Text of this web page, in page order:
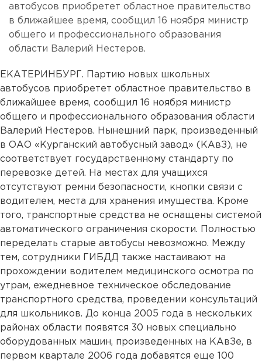
автобусов приобретет областное правительство
в ближайшее время, сообщил 16 ноября министр
общего и профессионального образования
области Валерий Нестеров.
ЕКАТЕРИНБУРГ. Партию новых школьных
автобусов приобретет областное правительство в
ближайшее время, сообщил 16 ноября министр
общего и профессионального образования области
Валерий Нестеров. Нынешний парк, произведенный
в ОАО «Курганский автобусный завод» (КАвЗ), не
соответствует государственному стандарту по
перевозке детей. На местах для учащихся
отсутствуют ремни безопасности, кнопки связи с
водителем, места для хранения имущества. Кроме
того, транспортные средства не оснащены системой
автоматического ограничения скорости. Полностью
переделать старые автобусы невозможно. Между
тем, сотрудники ГИБДД также настаивают на
прохождении водителем медицинского осмотра по
утрам, ежедневное техническое обследование
транспортного средства, проведении консультаций
для школьников. До конца 2005 года в нескольких
районах области появятся 30 новых специально
оборудованных машин, произведенных на КАвЗе, в
первом квартале 2006 года добавятся еще 100